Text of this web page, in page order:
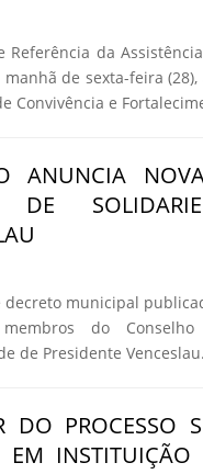
Referência da
manhã de sexta-feira
Convivência e
ANUNCIA
DE
decreto municipal
do
de Presidente Venceslau.
DO PROCESSO
EM